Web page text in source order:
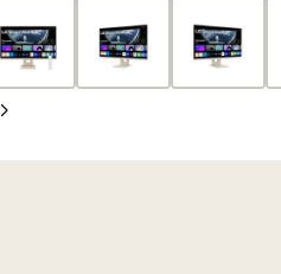
Siguiente